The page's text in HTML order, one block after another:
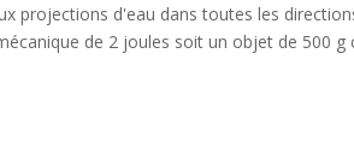
projections d'eau dans toutes les
de 2 joules soit un objet de 500 g